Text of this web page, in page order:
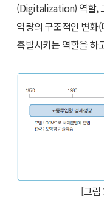
(Digitalization) 역할,
역량의 구조적인 변
촉발시키는 역할을 하
[그림